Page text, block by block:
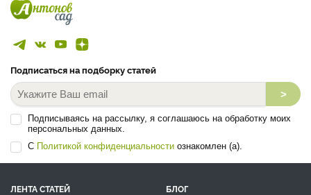
Подписаться на подборку статей
>
Подписываясь на рассылку, я соглашаюсь на обработку моих
персональных данных.
С Политикой конфиденциальности ознакомлен (а).
ЛЕНТА СТАТЕЙ
БЛОГ